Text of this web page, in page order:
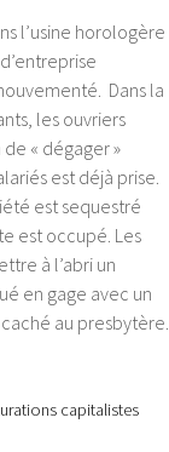
l’usine horologère
Dans la
les ouvriers
« dégager »
est déjà prise.
est sequestré
est occupé. Les
à l’abri un
en gage avec un
au presbytère.
capitalistes